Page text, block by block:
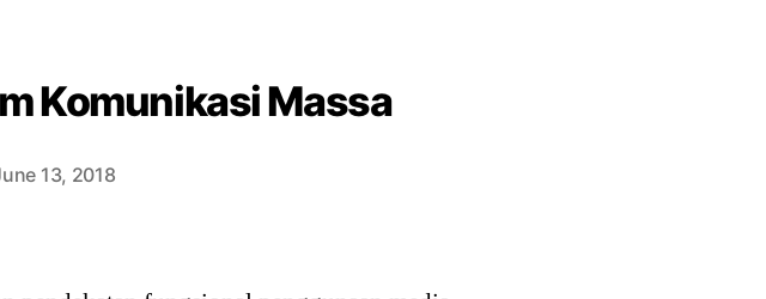
Komunikasi Massa
13, 2018